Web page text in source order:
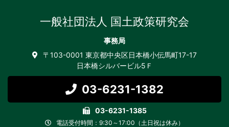
一般社団法人 国土政策研究会
事務局
〒103-0001 東京都中央区日本橋小伝馬町17-17
日本橋シルバービル5Ｆ
03-6231-1382
03-6231-1385
電話受付時間：9:30～17:00（土日祝は休み）